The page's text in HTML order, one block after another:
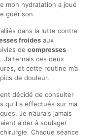
mon hydratation a joué
guérison.
dans la lutte contre
froidesaux
de compresses
ces deux
et cette routine m’a
de douleur.
décidé de consulter
qu’il a effectués sur ma
Je n’aurais jamais
aider à soulager
Chaque séance